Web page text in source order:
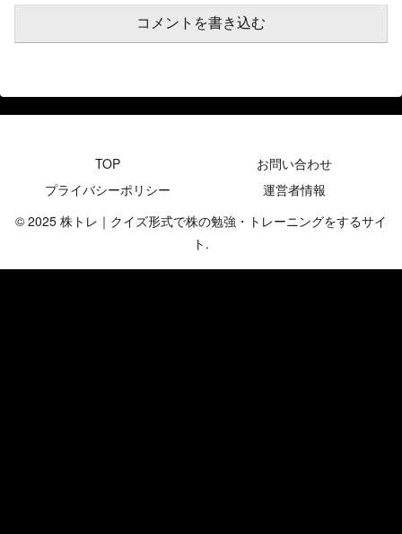
コメントを書き込む
TOP
お問い合わせ
プライバシーポリシー
運営者情報
© 2025 株トレ｜クイズ形式で株の勉強・トレーニングをするサイ
ト.